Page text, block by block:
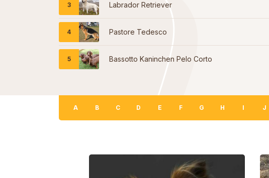
Labrador Retriever
Pastore Tedesco
Bassotto Kaninchen Pelo Corto
A B C D E F G H I J